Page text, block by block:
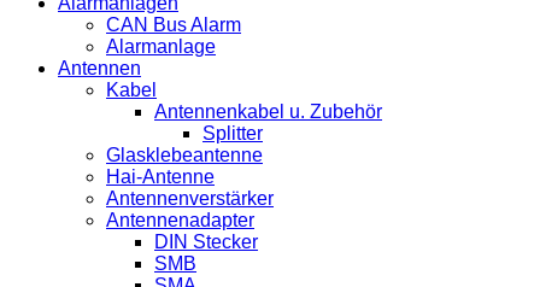
CAN Bus Alarm
Alarmanlage
Antennen
Kabel
Antennenkabel u. Zubehör
Splitter
Glasklebeantenne
Hai-Antenne
Antennenverstärker
Antennenadapter
DIN Stecker
SMB